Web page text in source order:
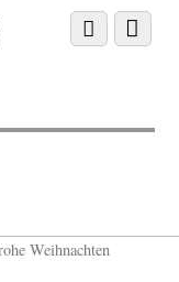
Menu
Scroll
down